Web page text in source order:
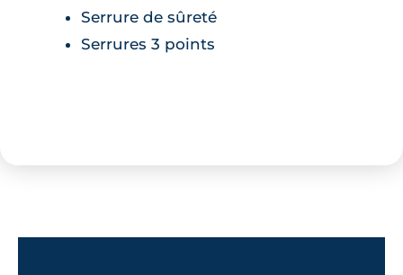
Serrure de sûreté
Serrures 3 points